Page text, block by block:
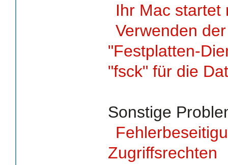
Ihr Mac startet
Verwenden
"Festplatten-
"fsck" für die
Sonstige
Zugriffsrechten